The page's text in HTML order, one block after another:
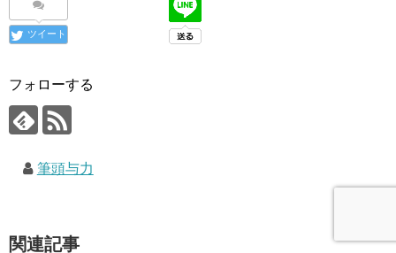
ツイート
フォローする
筆頭与力
関連記事